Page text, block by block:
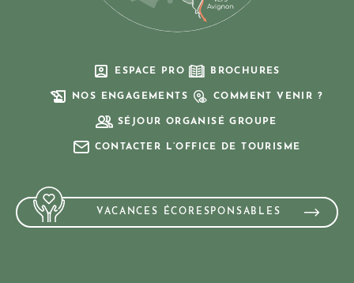
ESPACE PRO BROCHURES
NOS ENGAGEMENTS COMMENT VENIR ?
SÉJOUR ORGANISÉ GROUPE
CONTACTER L’OFFICE DE TOURISME
VACANCES ÉCORESPONSABLES